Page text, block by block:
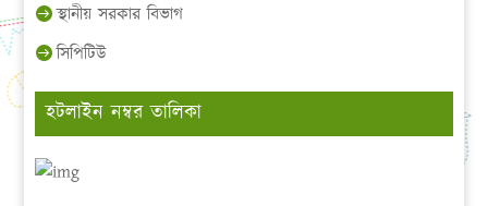
স্থানীয় সরকার বিভাগ
সিপিটিউ
হটলাইন নম্বর তালিকা